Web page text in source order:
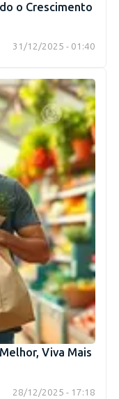
o Crescimento
31/12/2025 - 01:40
Viva Mais
28/12/2025 - 17:18